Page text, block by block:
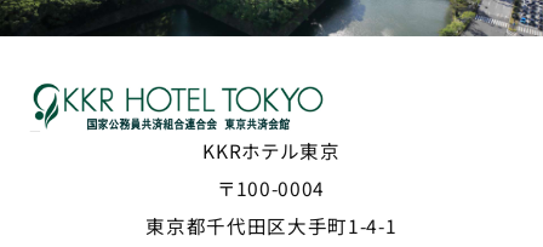
KKRホテル東京
〒100-0004
東京都千代田区大手町1-4-1